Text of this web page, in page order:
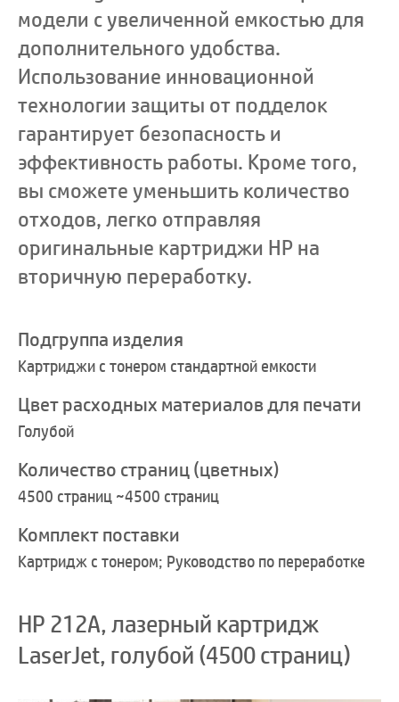
модели с увеличенной емкостью для
дополнительного удобства.
Использование инновационной
технологии защиты от подделок
гарантирует безопасность и
эффективность работы. Кроме того,
вы сможете уменьшить количество
отходов, легко отправляя
оригинальные картриджи HP на
вторичную переработку.
Подгруппа изделия
Картриджи с тонером стандартной емкости
Цвет расходных материалов для печати
Голубой
Количество страниц (цветных)
4500 страниц ~4500 страниц
Комплект поставки
Картридж с тонером; Руководство по переработке
HP 212A, лазерный картридж
LaserJet, голубой (4500 страниц)